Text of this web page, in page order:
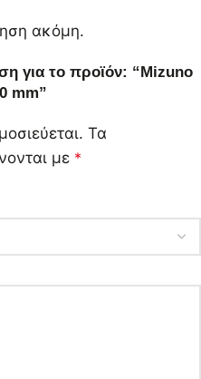
ακόμη.
για το προϊόν: “Mizuno
mm”
Τα
με *